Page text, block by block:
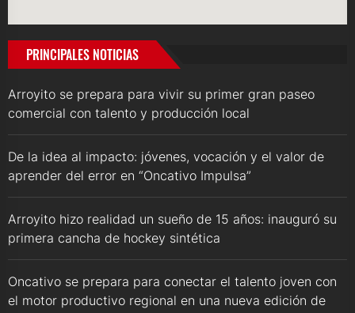
PRINCIPALES NOTICIAS
Arroyito se prepara para vivir su primer gran paseo
comercial con talento y producción local
De la idea al impacto: jóvenes, vocación y el valor de
aprender del error en “Oncativo Impulsa”
Arroyito hizo realidad un sueño de 15 años: inauguró su
primera cancha de hockey sintética
Oncativo se prepara para conectar el talento joven con
el motor productivo regional en una nueva edición de